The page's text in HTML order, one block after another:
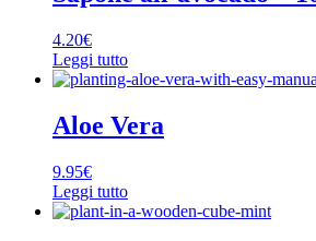
4.20€
Leggi tutto
Aloe Vera
9.95€
Leggi tutto